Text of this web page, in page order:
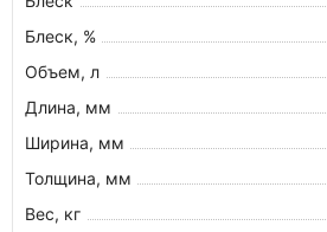
Блеск, %
Объем, л
Длина, мм
Ширина, мм
Толщина, мм
Вес, кг